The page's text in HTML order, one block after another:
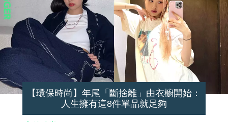
【環保時尚】年尾「斷捨離」由衣櫥開始：
人生擁有這8件單品就足夠